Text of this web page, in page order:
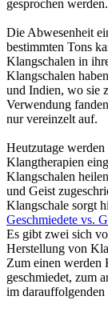
gesprochen werden.
Die Abwesenheit
bestimmten Tons
Klangschalen in
Klangschalen
und Indien, wo sie
Verwendung
nur vereinzelt auf.
Heutzutage
Klangtherapien
Klangschalen
und Geist
Klangschale sorgt
Geschmiedete vs.
Es gibt zwei sich
Herstellung von
Zum einen werden
geschmiedet, zum
im